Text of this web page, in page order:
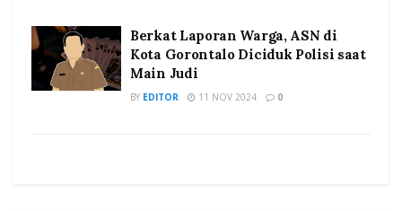
Berkat Laporan Warga, ASN di
Kota Gorontalo Diciduk Polisi saat
Main Judi
BY EDITOR 11 NOV 2024 0